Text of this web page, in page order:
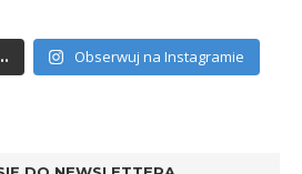
Obserwuj na Instagramie